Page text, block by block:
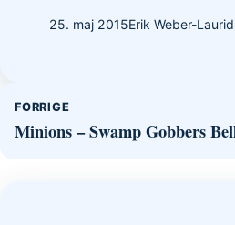
25. maj 2015Erik Weber-
FORRIGE
Minions – Swamp Gobbers